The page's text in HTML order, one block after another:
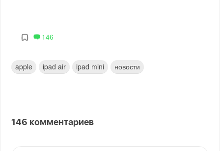
146
apple ipad air ipad mini новости
146 комментариев